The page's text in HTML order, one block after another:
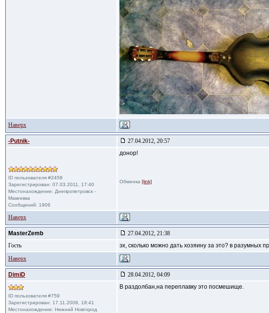
Наверх
-Putnik- 27.04.2012, 20:57
ID пользователя #2458
Зарегистрирован: 07.03.2011, 17:40
Местонахождение: Днепропетровск -
Макеевка
Сообщений: 1906
донор!
Обменка [link]
Наверх
MasterZemb
27.04.2012, 21:38
Гость
эх, сколько можно дать хозяину за это? в разумных
Наверх
DimiD 28.04.2012, 04:09
ID пользователя #759
Зарегистрирован: 17.11.2008, 18:41
Местонахождение: Нижний Новгород
В раздолбан,на переплавку это посмешище.